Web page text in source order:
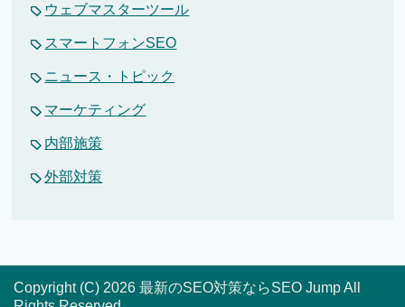
ウェブマスターツール
スマートフォンSEO
ニュース・トピック
マーケティング
内部施策
外部対策
Copyright (C) 2026 最新のSEO対策ならSEO JumpAll